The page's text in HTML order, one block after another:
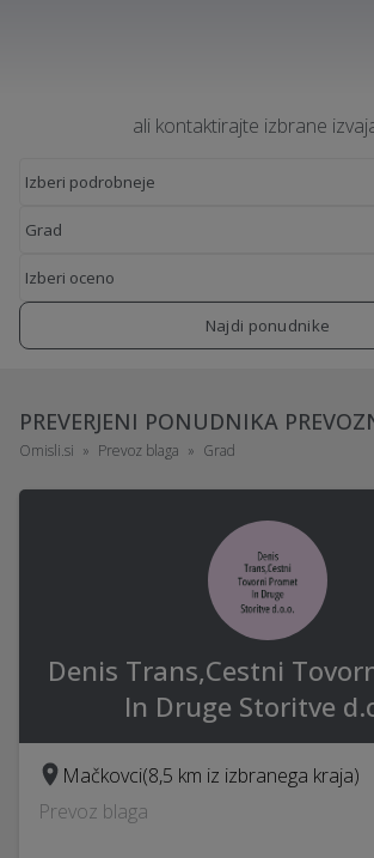
ali kontaktirajte izbrane
Najdi ponudnike
PREVERJENI PONUDNIKA
Omisli.si Prevoz blaga Grad
Denis Trans,Cestni
In Druge Storitve
Mačkovci(8,5 km iz izbranega kraja)
Prevoz blaga